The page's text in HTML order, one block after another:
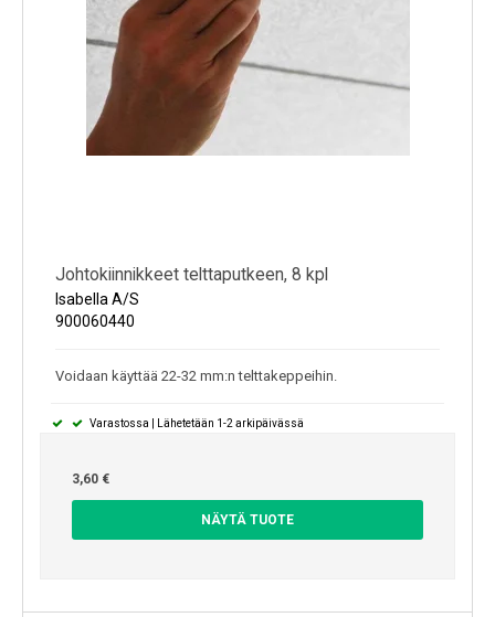
Johtokiinnikkeet telttaputkeen, 8 kpl
Isabella A/S
900060440
Voidaan käyttää 22-32 mm:n telttakeppeihin.
Varastossa | Lähetetään 1-2 arkipäivässä
3,60 €
NÄYTÄ TUOTE